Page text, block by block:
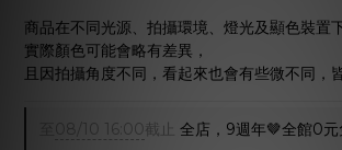
商品在不同光源、拍攝環境、燈光及顯色裝置
實際顏色可能會略有差異，
且因拍攝角度不同，看起來也會有些微不同，
08/10 16:00截止
全店，9週年🤎全館0元